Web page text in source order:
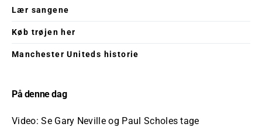
Lær sangene
Køb trøjen her
Manchester Uniteds historie
På denne dag
Video: Se Gary Neville og Paul Scholes tage